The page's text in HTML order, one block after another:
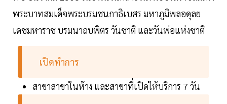
พระบาทสมเด็จพระบรมชนกาธิเบศร มหาภูมิพลอดุลย
เดชมหาราช บรมนาถบพิตร วันชาติ และวันพ่อแห่งชาติ
เปิดทำการ
สาขาสาขาในห้าง และสาขาที่เปิดให้บริการ 7 วัน